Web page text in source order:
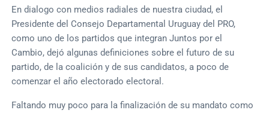
En dialogo con medios radiales de nuestra ciudad, el
Presidente del Consejo Departamental Uruguay del PRO,
como uno de los partidos que integran Juntos por el
Cambio, dejó algunas definiciones sobre el futuro de su
partido, de la coalición y de sus candidatos, a poco de
comenzar el año electorado electoral.
Faltando muy poco para la finalización de su mandato como